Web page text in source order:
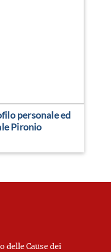
personale ed
Pironio
Cause dei